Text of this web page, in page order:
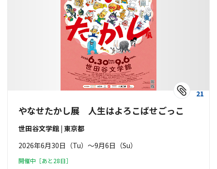
21
やなせたかし展 人生はよろこばせごっこ
世田谷文学館 | 東京都
2026年6月30日（Tu）〜9月6日（Su）
開催中［あと28日］